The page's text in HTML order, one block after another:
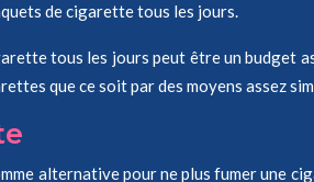
de cigarette tous les jours.
tous les jours peut être un budget
que ce soit par des moyens assez
alternative pour ne plus fumer une